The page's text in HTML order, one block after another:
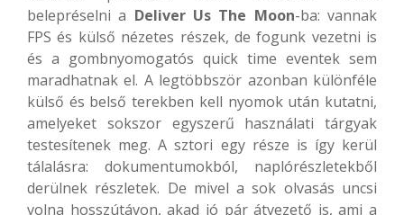
belepréselni a Deliver Us The Moon-ba: vannak
FPS és külső nézetes részek, de fogunk vezetni is
és a gombnyomogatós quick time eventek sem
maradhatnak el. A legtöbbször azonban különféle
külső és belső terekben kell nyomok után kutatni,
amelyeket sokszor egyszerű használati tárgyak
testesítenek meg. A sztori egy része is így kerül
tálalásra: dokumentumokból, naplórészletekből
derülnek részletek. De mivel a sok olvasás uncsi
volna hosszútávon, akad jó pár átvezető is, ami a